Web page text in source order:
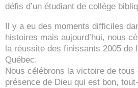
défis d’un étudiant de collège
Il y a eu des moments difficiles
histoires mais aujourd’hui, nous
la réussite des finissants 2005 de
Québec.
Nous célébrons la victoire de
présence de Dieu qui est bon,